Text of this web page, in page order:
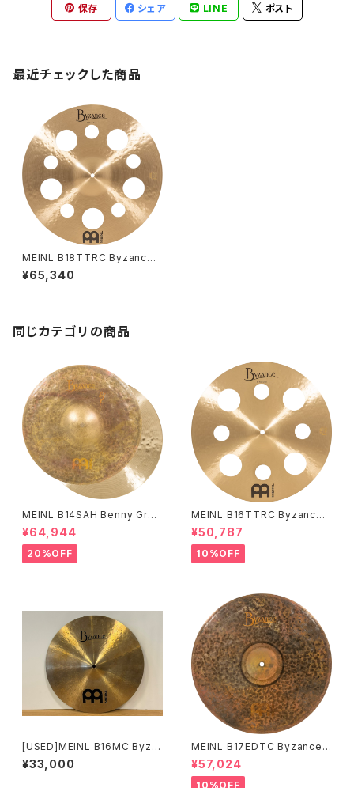
保存 シェア LINE ポスト
最近チェックした商品
MEINL B18TTRC Byzance
Traditional Trash Crash 18"
¥65,340
同じカテゴリの商品
MEINL B14SAH Benny Greb
Signature Byzance Vintage
¥64,944
20%OFF
MEINL B16TTRC Byzance
Traditional Trash Crash 16"
¥50,787
10%OFF
[USED]MEINL B16MC Byza
nce Traditional Medium Cr
ash 16"
¥33,000
MEINL B17EDTC Byzance E
xtra Dry Thin Crash 17"
¥57,024
10%OFF